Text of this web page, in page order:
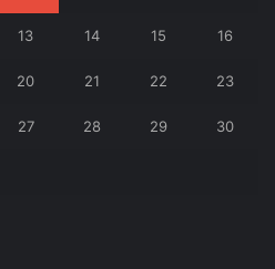
13 14 15 16
20 21 22 23
27 28 29 30